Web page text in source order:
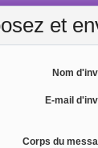
et
Nom
E-mail
Corps du